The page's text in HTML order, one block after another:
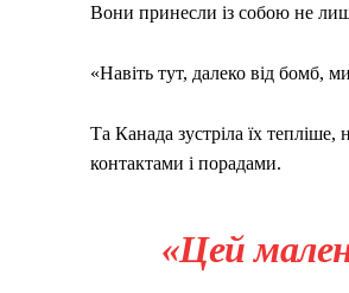
Вони принесли із собою не
«Навіть тут, далеко від бомб,
Та Канада зустріла їх
контактами і порадами.
«Цей